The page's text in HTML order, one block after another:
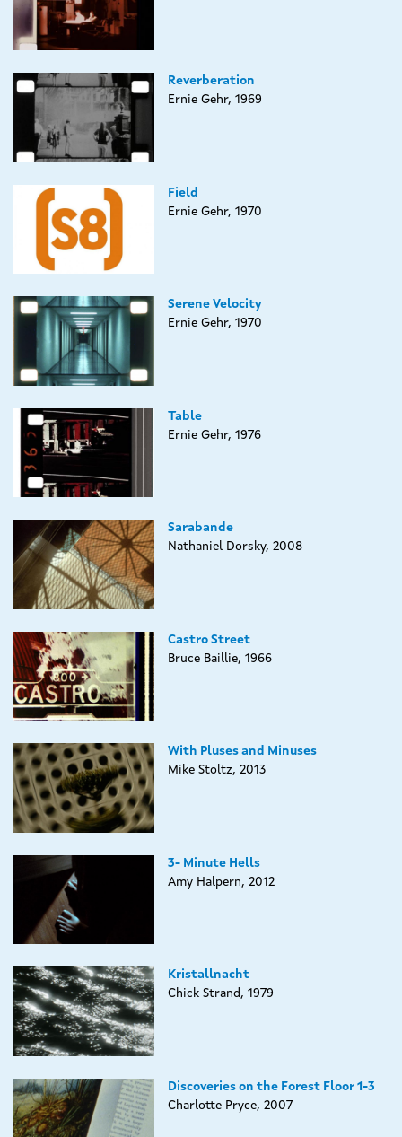
Reverberation
Ernie Gehr, 1969
Field
Ernie Gehr, 1970
Serene Velocity
Ernie Gehr, 1970
Table
Ernie Gehr, 1976
Sarabande
Nathaniel Dorsky, 2008
Castro Street
Bruce Baillie, 1966
With Pluses and Minuses
Mike Stoltz, 2013
3- Minute Hells
Amy Halpern, 2012
Kristallnacht
Chick Strand, 1979
Discoveries on the Forest Floor 1-3
Charlotte Pryce, 2007